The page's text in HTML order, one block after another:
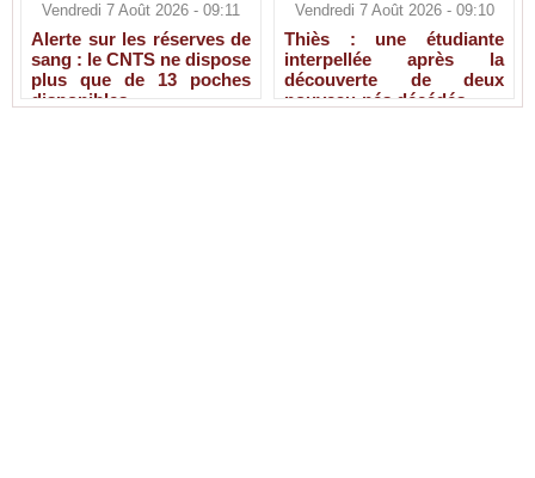
Vendredi 7 Août 2026 - 09:11
Alerte sur les réserves de
sang : le CNTS ne dispose
plus que de 13 poches
disponibles
Vendredi 7 Août 2026 - 09:10
Thiès : une étudiante
interpellée après la
découverte de deux
nouveau-nés décédés